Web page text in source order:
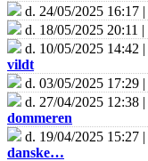
d. 24/05/2025 16:17 |
d. 18/05/2025 20:11 |
d. 10/05/2025 14:42 |
vildt
d. 03/05/2025 17:29 |
d. 27/04/2025 12:38 |
dommeren
d. 19/04/2025 15:27 |
danske…